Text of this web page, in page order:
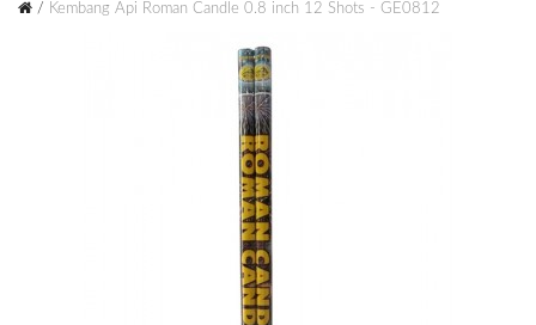
Kembang Api Roman Candle 0.8 inch 12 Shots - GE0812